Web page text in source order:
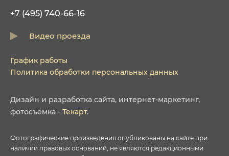
+7 (495) 740-66-16
Видео проезда
График работы
Политика обработки персональных данных
Дизайн и разработка сайта, интернет-маркетинг,
фотосъемка - Текарт.
Фотографические произведения опубликованы на сайте при
наличии правовых оснований, не являются редакционными